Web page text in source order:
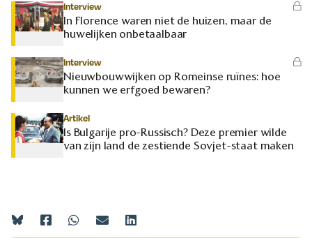
Interview
In Florence waren niet de huizen, maar de
huwelijken onbetaalbaar
Interview
Nieuwbouwwijken op Romeinse ruïnes: hoe
kunnen we erfgoed bewaren?
Artikel
Is Bulgarije pro-Russisch? Deze premier wilde
van zijn land de zestiende Sovjet-staat maken